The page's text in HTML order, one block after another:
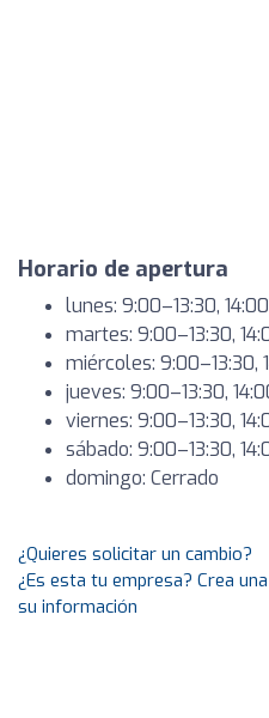
Horario de apertura
lunes: 9:00–13:30,
martes: 9:00–13:30,
miércoles: 9:00–13:30,
jueves: 9:00–13:30,
viernes: 9:00–13:30,
sábado: 9:00–13:30,
domingo: Cerrado
¿Quieres solicitar un cambio?
¿Es esta tu empresa? Crea
su información